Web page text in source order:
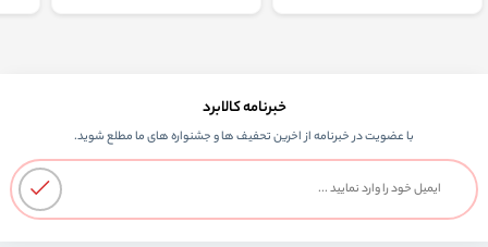
خبرنامه کالابرد
با عضویت در خبرنامه از اخرین تحفیف ها و جشنواره های ما مطلع شوید.